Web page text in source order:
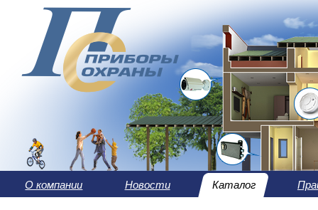
О компании Новости Каталог